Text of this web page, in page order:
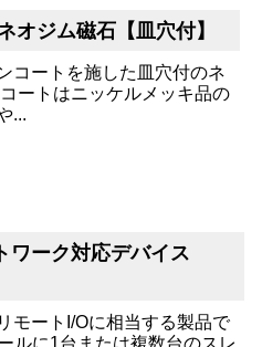
オジム磁石【皿穴付】
コートを施した皿穴付のネ
ートはニッケルメッキ品の
...
ワーク対応デバイス
モートI/Oに相当する製品で
ルに1台または複数台のスレ